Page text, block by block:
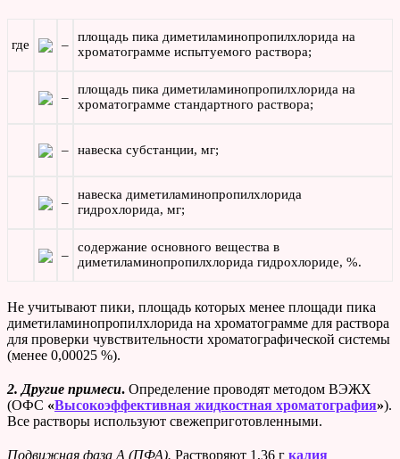
где –
площадь пика диметиламинопропилхлорида на
хроматограмме испытуемого раствора;
–
площадь пика диметиламинопропилхлорида на
хроматограмме стандартного раствора;
– навеска субстанции, мг;
–
навеска диметиламинопропилхлорида
гидрохлорида, мг;
–
содержание основного вещества в
диметиламинопропилхлорида гидрохлориде, %.
Не учитывают пики, площадь которых менее площади пика
диметиламинопропилхлорида на хроматограмме для раствора
для проверки чувствительности хроматографической системы
(менее 0,00025 %).
2. Другие примеси. Определение проводят методом ВЭЖХ
(ОФС «Высокоэффективная жидкостная хроматография»).
Все растворы используют свежеприготовленными.
Подвижная фаза А (ПФА). Растворяют 1,36 г калия